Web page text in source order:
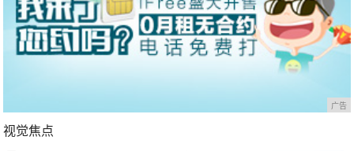
广告
视觉焦点